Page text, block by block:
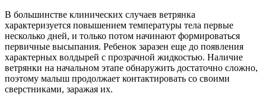
В большинстве клинических случаев ветрянка
характеризуется повышением температуры тела первые
несколько дней, и только потом начинают формироваться
первичные высыпания. Ребенок заразен еще до появления
характерных волдырей с прозрачной жидкостью. Наличие
ветрянки на начальном этапе обнаружить достаточно сложно,
поэтому малыш продолжает контактировать со своими
сверстниками, заражая их.